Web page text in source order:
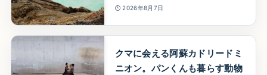
2026年8月7日
クマに会える阿蘇カドリードミ
ニオン。パンくんも暮らす動物